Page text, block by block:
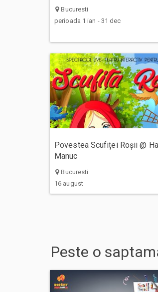
Bucuresti
perioada 1 ian - 31 dec
Povestea Scufiței Roșii @
Manuc
Bucuresti
16 august
Peste o